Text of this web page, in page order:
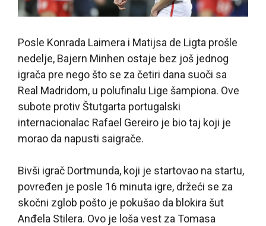
Posle Konrada Laimera i Matijsa de Ligta prošle
nedelje, Bajern Minhen ostaje bez još jednog
igrača pre nego što se za četiri dana suoči sa
Real Madridom, u polufinalu Lige šampiona. Ove
subote protiv Štutgarta portugalski
internacionalac Rafael Gereiro je bio taj koji je
morao da napusti saigrače.
Bivši igrač Dortmunda, koji je startovao na startu,
povređen je posle 16 minuta igre, držeći se za
skočni zglob pošto je pokušao da blokira šut
Anđela Stilera. Ovo je loša vest za Tomasa